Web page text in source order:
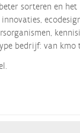
sorteren en
bedrijf: van